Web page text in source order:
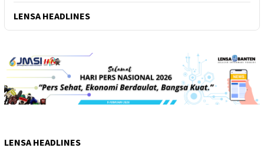
LENSA HEADLINES
LENSA HEADLINES